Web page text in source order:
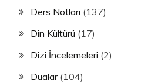
Ders Notları (137)
Din Kültürü (17)
Dizi İncelemeleri (2)
Dualar(104)